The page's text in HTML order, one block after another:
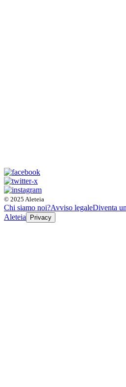
© 2025 Aleteia
Chi siamo noi?Avviso legaleDiventa
Aleteia
Privacy